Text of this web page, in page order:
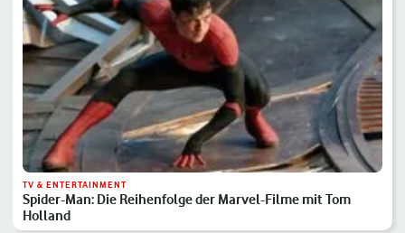
TV & ENTERTAINMENT
Spider-Man: Die Reihenfolge der Marvel-Filme mit Tom
Holland